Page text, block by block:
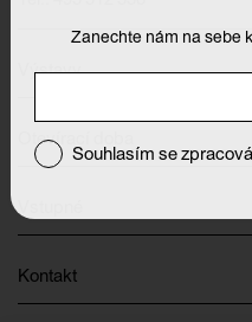
Výstavy
Otevírací doba
Kontakt
Zanechte nám na sebe
Souhlasím se